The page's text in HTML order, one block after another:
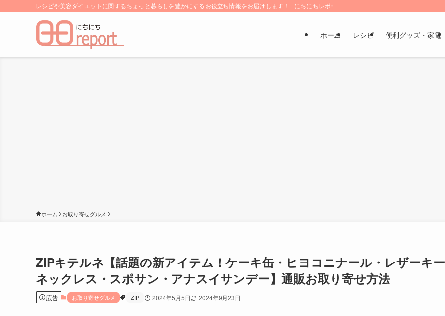
レシピや美容ダイエットに関するちょっと暮らしを豊かにするお役立ち情報をお届けします！ | にちにちレポート
ホーム レシピ 便利グッズ・家電
ホーム お取り寄せグルメ
ZIPキテルネ【話題の新アイテム！ケーキ缶・ヒヨコニナール・レザーキー
ネックレス・スポサン・アナスイサンデー】通販お取り寄せ方法
広告 お取り寄せグルメ ZIP 2024年5月5日 2024年9月23日